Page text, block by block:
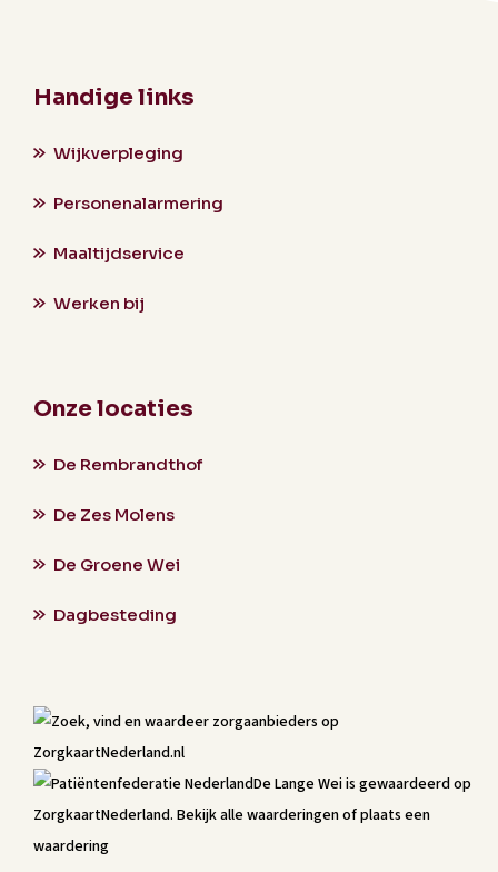
Handige links
Wijkverpleging
Personenalarmering
Maaltijdservice
Werken bij
Onze locaties
De Rembrandthof
De Zes Molens
De Groene Wei
Dagbesteding
De Lange Weiis gewaardeerd op
ZorgkaartNederland. Bekijk alle waarderingenofplaats een
waardering